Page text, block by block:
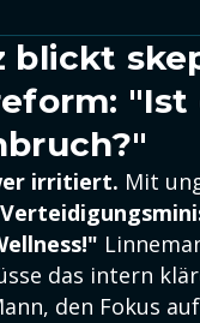
blickt
"Ist
irritiert. Mit
das intern
den Fokus